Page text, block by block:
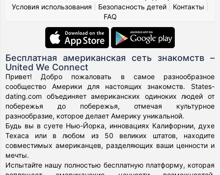
Условия использования
Безопасность детей| Контакты
FAQ
Бесплатная американская сеть знакомств –
United We Connect
Привет! Добро пожаловать в самое разнообразное
сообщество Америки для настоящих знакомств. States-
dating.com объединяет американских одиноких людей от
побережья до побережья, отмечая культурное
разнообразие, которое делает Америку уникальной.
Будь вы в суете Нью-Йорка, инновациях Калифорнии, духе
Техаса или в любом из 50 великих штатов, находите
совместимых американцев, разделяющих ваши ценности и
мечты.
Испытайте нашу полностью бесплатную платформу, которая